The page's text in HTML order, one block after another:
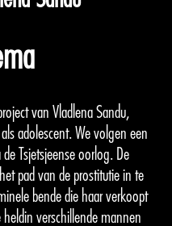
van Vladlena Sandu,
adolescent. We volgen een
Tsjetsjeense oorlog. De
pad van de prostitutie in te
bende die haar verkoopt
verschillende mannen